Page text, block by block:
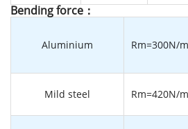
Bending force：
Aluminium Rm=300N/
Mild steel Rm=420N/